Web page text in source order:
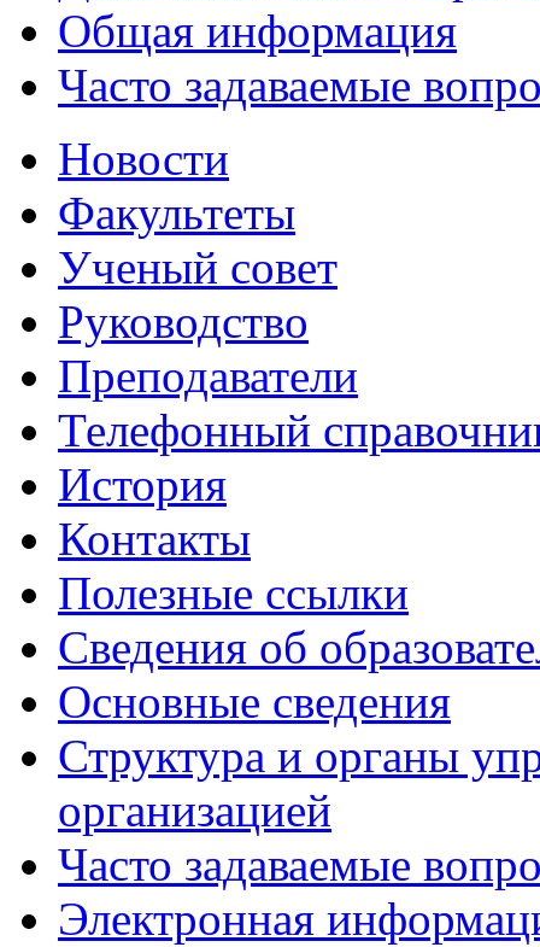
Общая информация
Часто задаваемые
Новости
Факультеты
Ученый совет
Руководство
Преподаватели
Телефонный
История
Контакты
Полезные ссылки
Сведения об
Основные сведения
Структура и органы
организацией
Часто задаваемые
Электронная